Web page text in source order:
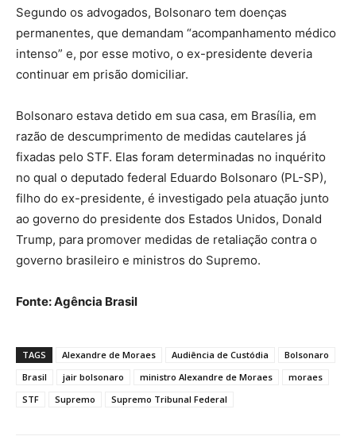
Segundo os advogados, Bolsonaro tem doenças
permanentes, que demandam “acompanhamento médico
intenso” e, por esse motivo, o ex-presidente deveria
continuar em prisão domiciliar.
Bolsonaro estava detido em sua casa, em Brasília, em
razão de descumprimento de medidas cautelares já
fixadas pelo STF. Elas foram determinadas no inquérito
no qual o deputado federal Eduardo Bolsonaro (PL-SP),
filho do ex-presidente, é investigado pela atuação junto
ao governo do presidente dos Estados Unidos, Donald
Trump, para promover medidas de retaliação contra o
governo brasileiro e ministros do Supremo.
Fonte: Agência Brasil
TAGS Alexandre de Moraes Audiência de Custódia
Bolsonaro
Brasil
jair bolsonaro ministro Alexandre de Moraes
moraes
STF
Supremo Supremo Tribunal Federal